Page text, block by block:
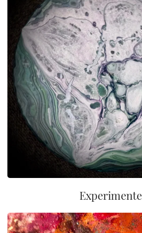
Experimente